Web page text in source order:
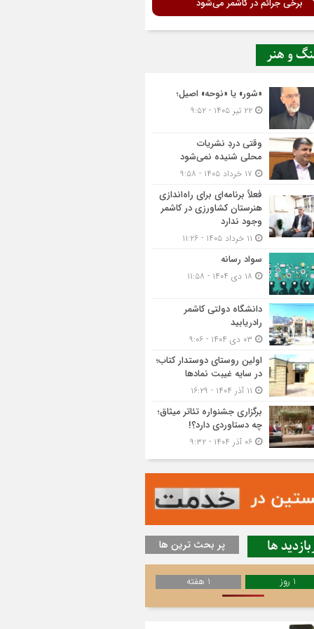
و هنر
«شور» یا «نوحه» اصیل؛
وقتی دردِ نشریات
محلی شنیده نمی‌شود
فعلاً برنامه‌ای برای راه‌اندازی
هنرستان کشاورزی در کاشمر
وجود ندارد
سواد رسانه
دانشگاه دولتی کاشمر‌
رادریابید
اولین روستای دوستدار کتاب؛
در سایه غیبت نمادها
برگزاری جشنواره تئاتر میثاق؛
چه دستاوردی دارد؟!
ها پر بحث ترین ها
1 روز 1 هفته